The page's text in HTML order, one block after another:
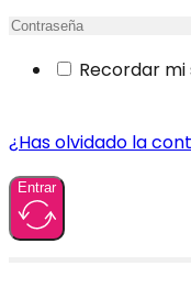
Recordar mi
¿Has olvidado la
Entrar